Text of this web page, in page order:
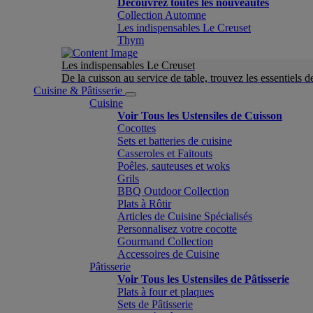
Découvrez toutes les nouveautés
Collection Automne
Les indispensables Le Creuset
Thym
Les indispensables Le Creuset
De la cuisson au service de table, trouvez les essentiels
Cuisine & Pâtisserie
Cuisine
Voir Tous les Ustensiles de Cuisson
Cocottes
Sets et batteries de cuisine
Casseroles et Faitouts
Poêles, sauteuses et woks
Grils
BBQ Outdoor Collection
Plats à Rôtir
Articles de Cuisine Spécialisés
Personnalisez votre cocotte
Gourmand Collection
Accessoires de Cuisine
Pâtisserie
Voir Tous les Ustensiles de Pâtisserie
Plats à four et plaques
Sets de Pâtisserie